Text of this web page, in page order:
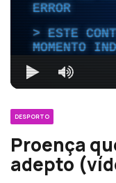
ERROR
ESTE
MOMENTO
DESPORTO
Proença
adepto